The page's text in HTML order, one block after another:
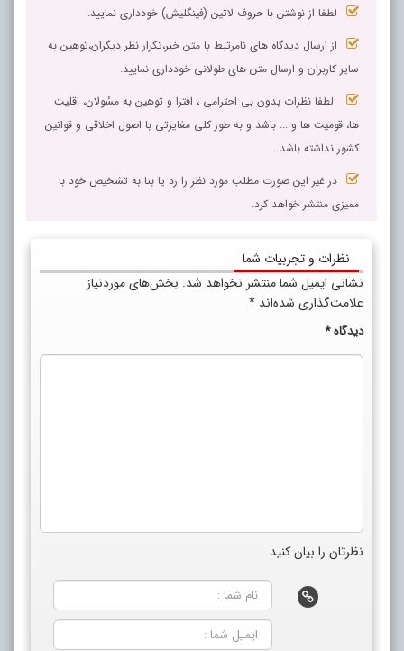
لطفا از نوشتن با حروف لاتین (فینگلیش) خودداری نمایید.
از ارسال دیدگاه های نامرتبط با متن خبر،تکرار نظر دیگران،توهین به
سایر کاربران و ارسال متن های طولانی خودداری نمایید.
لطفا نظرات بدون بی احترامی ، افترا و توهین به مسٔولان، اقلیت
ها، قومیت ها و ... باشد و به طور کلی مغایرتی با اصول اخلاقی و قوانین
کشور نداشته باشد.
در غیر این صورت مطلب مورد نظر را رد یا بنا به تشخیص خود با
ممیزی منتشر خواهد کرد.
نظرات و تجربیات شما
نشانی ایمیل شما منتشر نخواهد شد. بخش‌های موردنیاز
علامت‌گذاری شده‌اند *
دیدگاه*
نظرتان را بیان کنید